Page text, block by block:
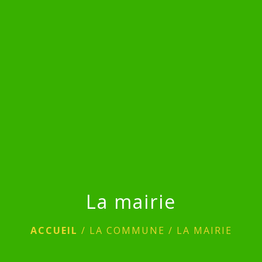
La mairie
ACCUEIL / LA COMMUNE / LA MAIRIE